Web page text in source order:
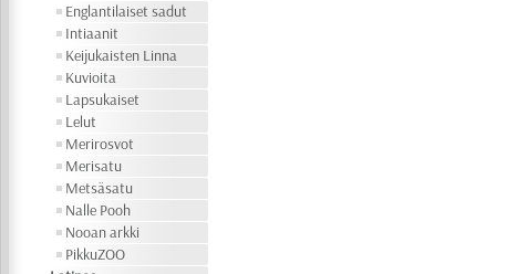
Englantilaiset sadut
Intiaanit
Keijukaisten Linna
Kuvioita
Lapsukaiset
Lelut
Merirosvot
Merisatu
Metsäsatu
Nalle Pooh
Nooan arkki
PikkuZOO